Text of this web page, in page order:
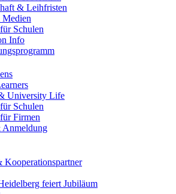
& Leihfristen
Schulen
Info
University Life
Schulen
Firmen
Kooperationspartner
feiert Jubiläum